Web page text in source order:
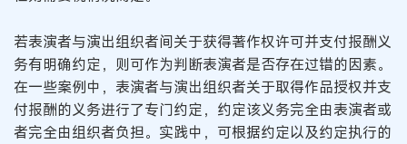
若表演者与演出组织者间关于获得著作权许可并支付报酬义
务有明确约定，则可作为判断表演者是否存在过错的因素。
在一些案例中，表演者与演出组织者关于取得作品授权并支
付报酬的义务进行了专门约定，约定该义务完全由表演者或
者完全由组织者负担。实践中，可根据约定以及约定执行的